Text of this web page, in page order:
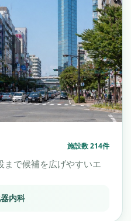
施設数 214件
まで候補を広げやすいエ
内科